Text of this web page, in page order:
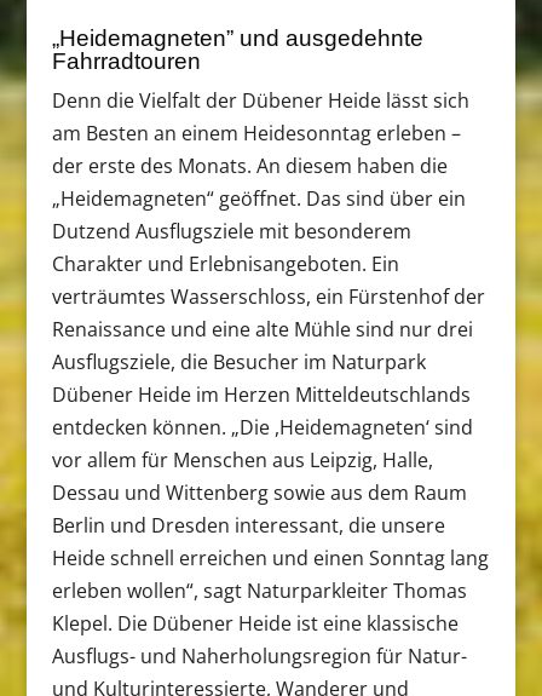
„Heidemagneten” und ausgedehnte
Fahrradtouren
Denn die Vielfalt der Dübener Heide lässt sich
am Besten an einem Heidesonntag erleben –
der erste des Monats. An diesem haben die
„Heidemagneten“ geöffnet. Das sind über ein
Dutzend Ausflugsziele mit besonderem
Charakter und Erlebnisangeboten. Ein
verträumtes Wasserschloss, ein Fürstenhof der
Renaissance und eine alte Mühle sind nur drei
Ausflugsziele, die Besucher im Naturpark
Dübener Heide im Herzen Mitteldeutschlands
entdecken können. „Die ,Heidemagneten‘ sind
vor allem für Menschen aus Leipzig, Halle,
Dessau und Wittenberg sowie aus dem Raum
Berlin und Dresden interessant, die unsere
Heide schnell erreichen und einen Sonntag lang
erleben wollen“, sagt Naturparkleiter Thomas
Klepel. Die Dübener Heide ist eine klassische
Ausflugs- und Naherholungsregion für Natur-
und Kulturinteressierte, Wanderer und